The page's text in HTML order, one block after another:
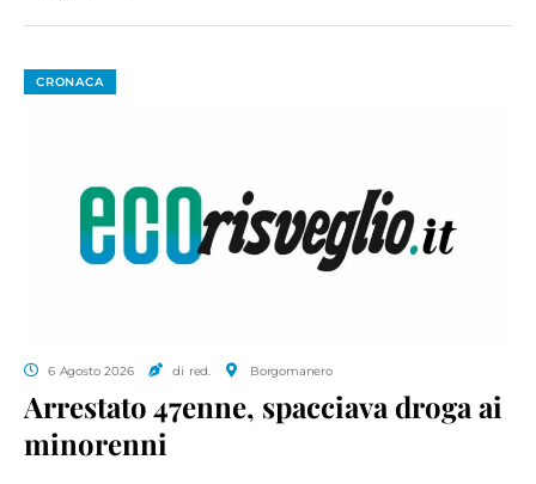
CRONACA
6 Agosto 2026 di red. Borgomanero
Arrestato 47enne, spacciava droga ai
minorenni